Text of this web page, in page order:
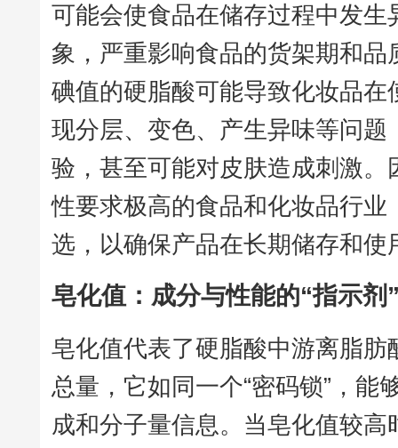
可能会使食品在储存过程中发生
象，严重影响食品的货架期和
碘值的硬脂酸可能导致化妆品
现分层、变色、产生异味等问
验，甚至可能对皮肤造成刺激
性要求极高的食品和化妆品行
选，以确保产品在长期储存和使
皂化值：成分与性能的“指示剂
皂化值代表了硬脂酸中游离脂
总量，它如同一个“密码锁”，能
成和分子量信息。当皂化值较